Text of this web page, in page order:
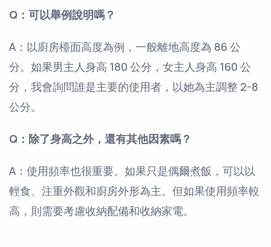
Q：可以舉例說明嗎？
A：以廚房檯面高度為例，一般離地高度為 86 公
分。如果男主人身高 180 公分，女主人身高 160 公
分，我會詢問誰是主要的使用者，以她為主調整 2-8
公分。
Q：除了身高之外，還有其他因素嗎？
A：使用頻率也很重要。如果只是偶爾煮飯，可以以
輕食、注重外觀和廚房外形為主。但如果使用頻率較
高，則需要考慮收納配備和收納家電。